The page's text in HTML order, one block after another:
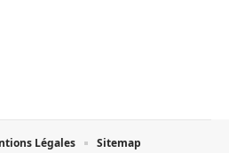
Légales Sitemap